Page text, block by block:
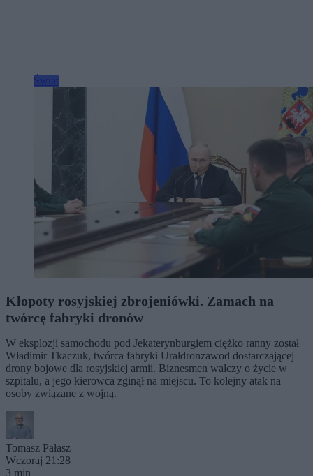
Kłopoty rosyjskiej zbrojeniówki. Zamach na
twórcę fabryki dronów
W eksplozji samochodu pod Jekaterynburgiem ciężko ranny został
Władimir Tkaczuk, twórca fabryki Urałdronzawod dostarczającej
drony bojowe dla rosyjskiej armii. Biznesmen walczy o życie w
szpitalu, a jego kierowca zginął na miejscu. To kolejny atak na
osoby związane z wojną.
Tomasz Pałasz
Wczoraj 21:28
3 min